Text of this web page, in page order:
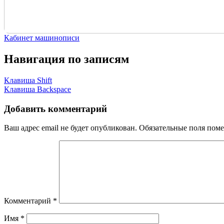
Кабинет машинописи
Навигация по записям
Клавиша Shift
Клавиша Backspace
Добавить комментарий
Ваш адрес email не будет опубликован. Обязательные поля
Комментарий *
Имя *